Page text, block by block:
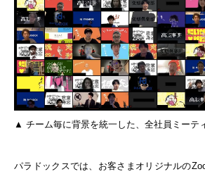
▲ チーム毎に背景を統一した、全社員ミーテ
パラドックスでは、お客さまオリジナルの